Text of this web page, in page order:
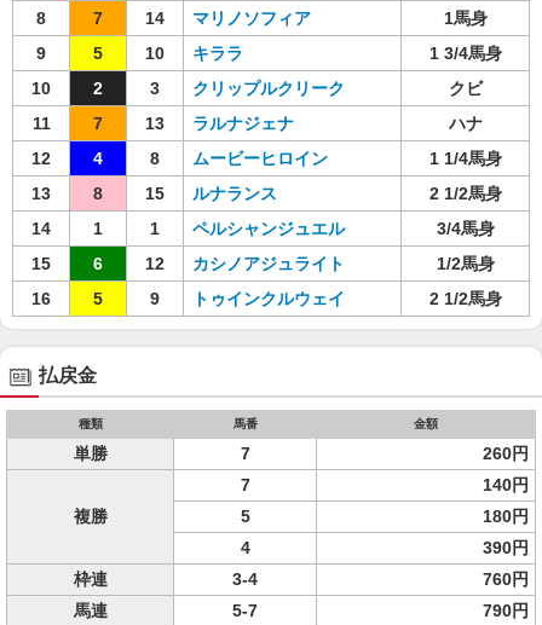
8
7 14 マリノソフィア
1馬身
9
5 10 キララ
1 3/4馬身
10
2 3 クリップルクリーク
クビ
11
7 13 ラルナジェナ
ハナ
12
4 8 ムービーヒロイン
1 1/4馬身
13
8 15 ルナランス
2 1/2馬身
14
1 1 ペルシャンジュエル
3/4馬身
15
6 12 カシノアジュライト
1/2馬身
16
5 9 トゥインクルウェイ 2 1/2馬身
払戻金
種類 馬番 金額
単勝 7 260円
複勝
7
140円
5
180円
4
390円
枠連
3-4
760円
馬連
5-7 790円